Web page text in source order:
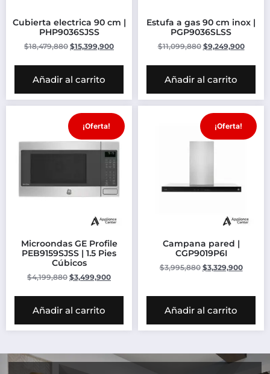
Cubierta electrica 90 cm |
PHP9036SJSS
$18,479,880 $15,399,900
Añadir al carrito
Estufa a gas 90 cm inox |
PGP9036SLSS
$11,099,880 $9,249,900
Añadir al carrito
¡Oferta!
Microondas GE Profile
PEB9159SJSS | 1.5 Pies
Cúbicos
$4,199,880 $3,499,900
Añadir al carrito
¡Oferta!
Campana pared |
CGP9019P6I
$3,995,880 $3,329,900
Añadir al carrito